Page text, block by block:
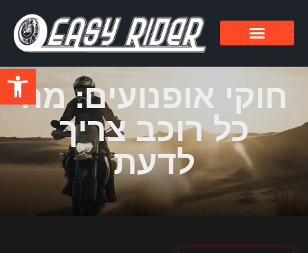
פתח
חוקי אופנועים: מה
כל רוכב צריך
לדעת